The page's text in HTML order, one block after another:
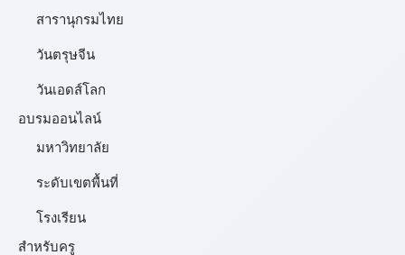
สารานุกรมไทย
วันตรุษจีน
วันเอดส์โลก
อบรมออนไลน์
มหาวิทยาลัย
ระดับเขตพื้นที่
โรงเรียน
สำหรับครู